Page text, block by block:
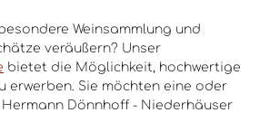
Weinsammlung und
veräußern? Unser
bietet die Möglichkeit, hochwertige
erwerben. Sie möchten eine oder
Hermann Dönnhoff - Niederhäuser